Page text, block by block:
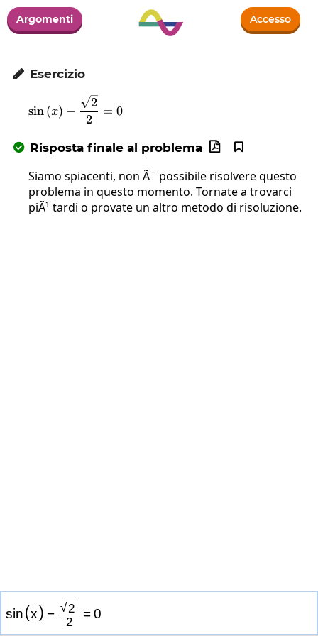
Argomenti Accesso
 Esercizio
\sin\left(x\right)-\frac{\sqrt{2}}{2}=0
sin(x) −
2
2
= 0
 Risposta finale al problema 

Siamo spiacenti, non Ã¨ possibile risolvere questo
problema in questo momento. Tornate a trovarci
piÃ¹ tardi o provate un altro metodo di risoluzione.
sin(x) − √2
2
= 0